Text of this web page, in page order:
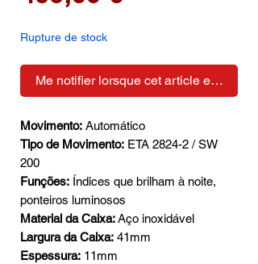
Rupture de stock
Me notifier lorsque cet article est
Movimento: Automático
Tipo de Movimento: ETA 2824-2 / ​​SW
200
Funções: Índices que brilham à noite,
ponteiros luminosos
Material da Caixa:Aço inoxidável
Largura da Caixa: 41mm
Espessura: 11mm